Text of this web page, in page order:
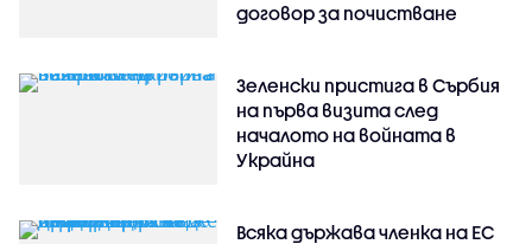
договор за почистване
Зеленски пристига в Сърбия
на първа визита след
началото на войната в
Украйна
Всяка държава членка на ЕС